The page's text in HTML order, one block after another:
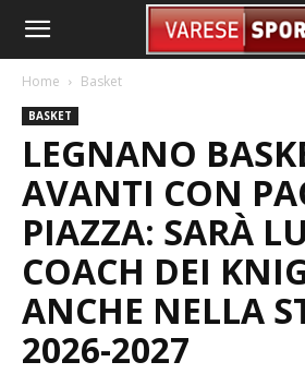
Home Basket
BASKET
LEGNANO
AVANTI CON
PIAZZA: SARÀ
COACH DEI
ANCHE NELLA
2026-2027